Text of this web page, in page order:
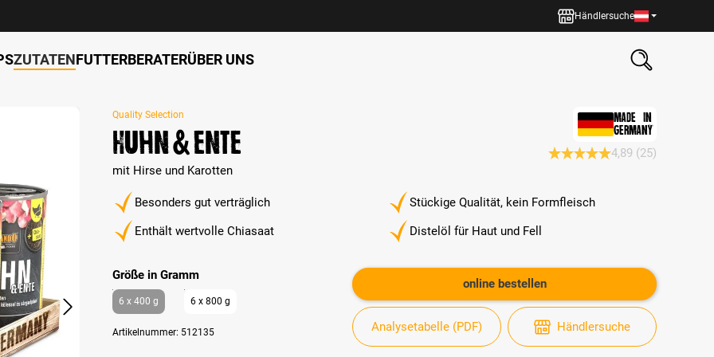
Händlersuche
ZUTATENFUTTERBERATERÜBER UNS
Quality Selection
Huhn & Ente
mit Hirse und Karotten
MADE IN
GERMANY
4,89 (25)
Besonders gut verträglich
Stückige Qualität, kein Formfleisch
Enthält wertvolle Chiasaat
Distelöl für Haut und Fell
Größe in Grammauswählen
6 x 400 g 6 x 800 g
Artikelnummer: 512135
online bestellen
Analysetabelle (PDF) Händlersuche